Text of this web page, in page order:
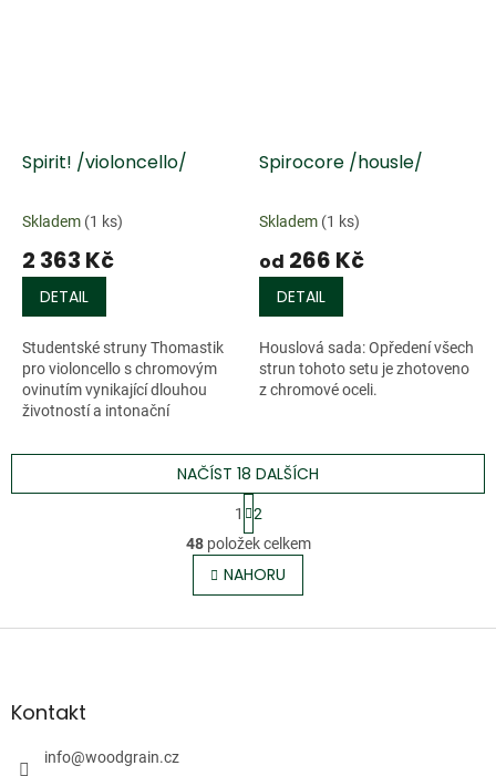
Spirit! /violoncello/
Skladem (1 ks)
2 363 Kč
DETAIL
Studentské struny Thomastik
pro violoncello s chromovým
ovinutím vynikající dlouhou
životností a intonační
vyrovnaný a silný.
Spirocore /housle/
Skladem (1 ks)
od 266 Kč
DETAIL
Houslová sada: Opředení všech
strun tohoto setu je zhotoveno
z chromové oceli.
O
v
l
á
NAČÍST 18 DALŠÍCH
S
t
r
á
n
k
v
1
2
48položek celkem
NAHORU
Z
aKontakt
info@woodgrain.cz